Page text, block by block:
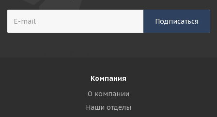
Компания
О компании
Наши отделы